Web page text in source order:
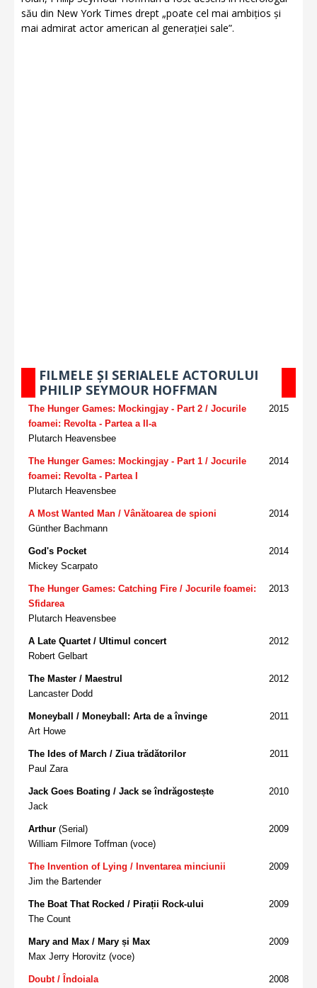
său din New York Times drept „poate cel mai ambițios și
mai admirat actor american al generației sale”.
FILMELE ȘI SERIALELE ACTORULUI
PHILIP SEYMOUR HOFFMAN
2015
The Hunger Games: Mockingjay - Part 2 / Jocurile
foamei: Revolta - Partea a II-a
Plutarch Heavensbee
2014
The Hunger Games: Mockingjay - Part 1 / Jocurile
foamei: Revolta - Partea I
Plutarch Heavensbee
2014
A Most Wanted Man / Vânătoarea de spioni
Günther Bachmann
2014
God's Pocket
Mickey Scarpato
2013
The Hunger Games: Catching Fire / Jocurile foamei:
Sfidarea
Plutarch Heavensbee
2012
A Late Quartet / Ultimul concert
Robert Gelbart
2012
The Master / Maestrul
Lancaster Dodd
2011
Moneyball / Moneyball: Arta de a învinge
Art Howe
2011
The Ides of March / Ziua trădătorilor
Paul Zara
2010
Jack Goes Boating / Jack se îndrăgostește
Jack
2009
Arthur (Serial)
William Filmore Toffman (voce)
2009
The Invention of Lying / Inventarea minciunii
Jim the Bartender
2009
The Boat That Rocked / Pirații Rock-ului
The Count
2009
Mary and Max / Mary și Max
Max Jerry Horovitz (voce)
2008
Doubt / Îndoiala